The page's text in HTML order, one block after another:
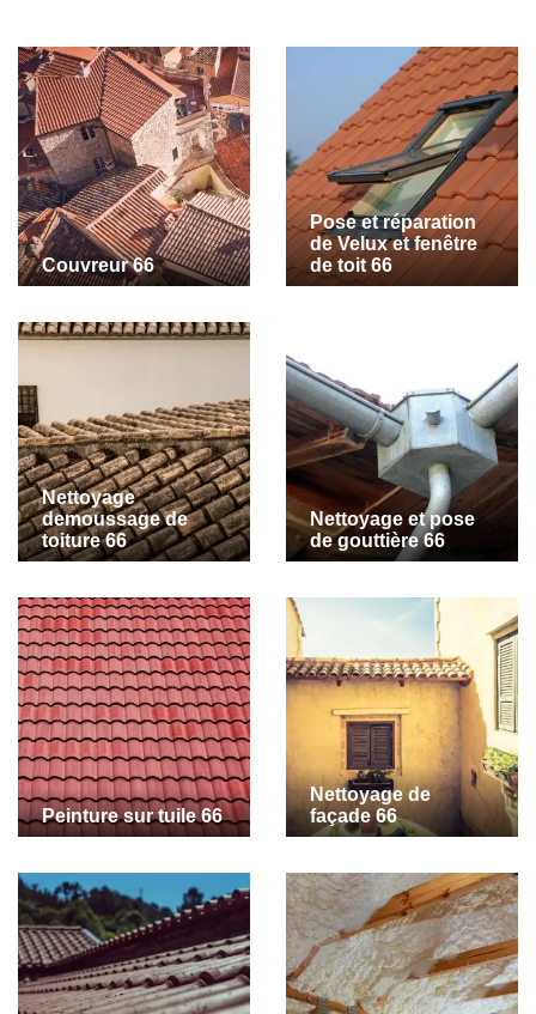
Couvreur 66
Pose et réparation
de Velux et fenêtre
de toit 66
Nettoyage
demoussage de
toiture 66
Nettoyage et pose
de gouttière 66
Peinture sur tuile 66
Nettoyage de
façade 66